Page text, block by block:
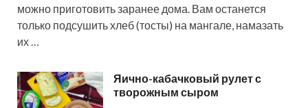
можно приготовить заранее дома. Вам останется
только подсушить хлеб (тосты) на мангале, намазать
их …
Яично-кабачковый рулет с
творожным сыром